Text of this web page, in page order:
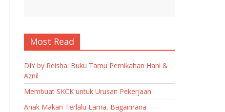
Most Read
DIY by Reisha: Buku Tamu Pernikahan Hani &
Aznil
Membuat SKCK untuk Urusan Pekerjaan
Anak Makan Terlalu Lama, Bagaimana